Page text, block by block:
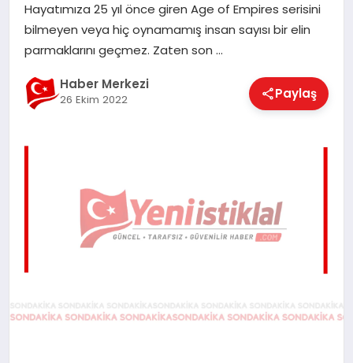
EĞITIM
EKONOMI
MAGAZIN
TEKNOLOJI
Hayatımıza 25 yıl önce giren Age of Empires serisini
bilmeyen veya hiç oynamamış insan sayısı bir elin
parmaklarını geçmez. Zaten son …
Haber Merkezi
26 Ekim 2022 Paylaş